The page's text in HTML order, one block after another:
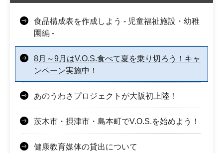
食品構成表を作成しよう - 児童福祉施設・幼稚
園編 -
8月～9月はV.O.S.食べて夏を乗り切ろう！キャ
ンペーン実施中！
あのうわさプロジェクトが大阪初上陸！​​
茨木市・摂津市・島本町でV.O.S.を始めよう！
健康教育媒体の貸出について